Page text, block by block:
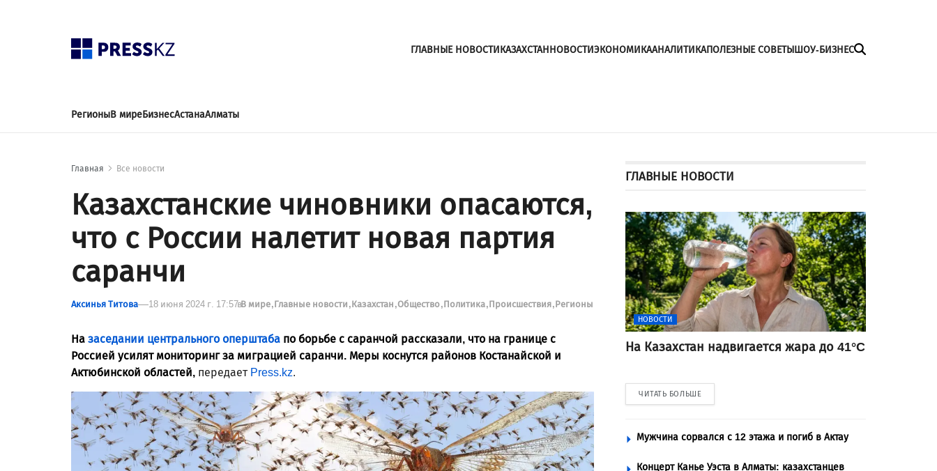
ГЛАВНЫЕ НОВОСТИКАЗАХСТАННОВОСТИЭКОНОМИКААНАЛИТИКАПОЛЕЗНЫЕ СОВЕТЫШОУ-БИЗНЕС
РегионыВ миреБизнесАстанаАлматы
Главная Все новости
Казахстанские чиновники опасаются,
что с России налетит новая партия
саранчи
Аксинья Титова 18 июня 2024 г. 17:57вВ мире Главные новости КазахстанОбщество Политика Происшествия Регионы
На заседании центрального оперштаба по борьбе с саранчой рассказали, что на границе с
Россией усилят мониторинг за миграцией саранчи. Меры коснутся районов Костанайской и
Актюбинской областей, передает Press.kz.
ГЛАВНЫЕ НОВОСТИ
НОВОСТИ
На Казахстан надвигается жара до 41°C
ЧИТАТЬ БОЛЬШЕ
Мужчина сорвался с 12 этажа и погиб в Актау
Концерт Канье Уэста в Алматы: казахстанцев